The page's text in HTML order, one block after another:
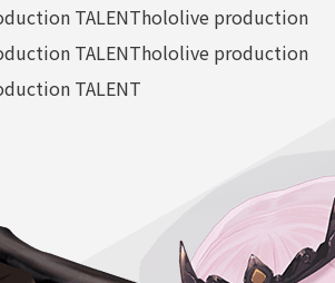
TALENThololive production
TALENThololive production
TALENT